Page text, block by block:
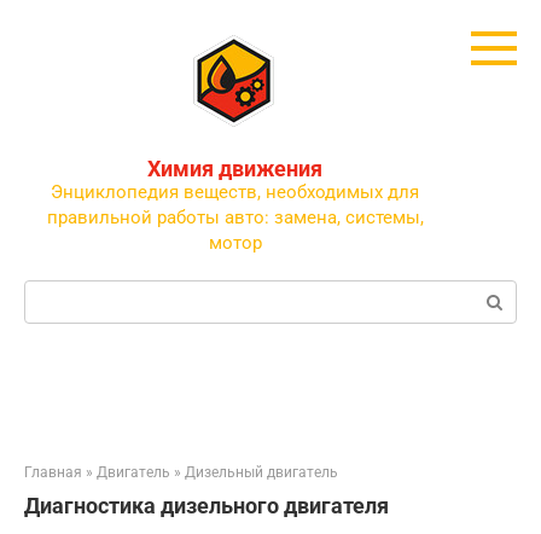
Химия движения
Энциклопедия веществ, необходимых для
правильной работы авто: замена, системы,
мотор
Поиск:
Главная » Двигатель » Дизельный двигатель
Диагностика дизельного двигателя